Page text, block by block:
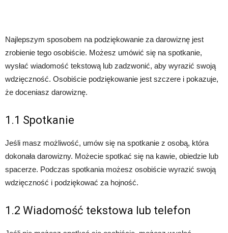
Najlepszym sposobem na podziękowanie za darowiznę jest
zrobienie tego osobiście. Możesz umówić się na spotkanie,
wysłać wiadomość tekstową lub zadzwonić, aby wyrazić swoją
wdzięczność. Osobiście podziękowanie jest szczere i pokazuje,
że doceniasz darowiznę.
1.1 Spotkanie
Jeśli masz możliwość, umów się na spotkanie z osobą, która
dokonała darowizny. Możecie spotkać się na kawie, obiedzie lub
spacerze. Podczas spotkania możesz osobiście wyrazić swoją
wdzięczność i podziękować za hojność.
1.2 Wiadomość tekstowa lub telefon